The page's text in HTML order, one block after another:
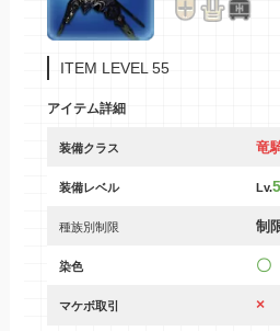
ITEM LEVEL 55
アイテム詳細
装備クラス 竜
装備レベル Lv.
種族別制限 制
染色 〇
マケボ取引 ×